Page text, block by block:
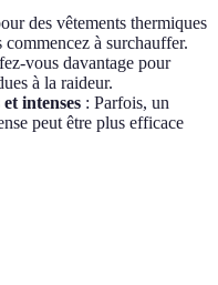
des vêtements thermiques
à surchauffer.
vous davantage pour
à la raideur.
intenses : Parfois, un
peut être plus efficace